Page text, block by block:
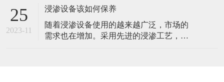
空绝缘处置的产品，绝缘性能可大大提
等等显著效果，对提高产品的质量，延长
产品的使寿命有很好的效果，所以采用真
25
2023-11
浸渗设备该如何保养
随着浸渗设备使用的越来越广泛，市场的
需求也在增加。采用先进的浸渗工艺，可